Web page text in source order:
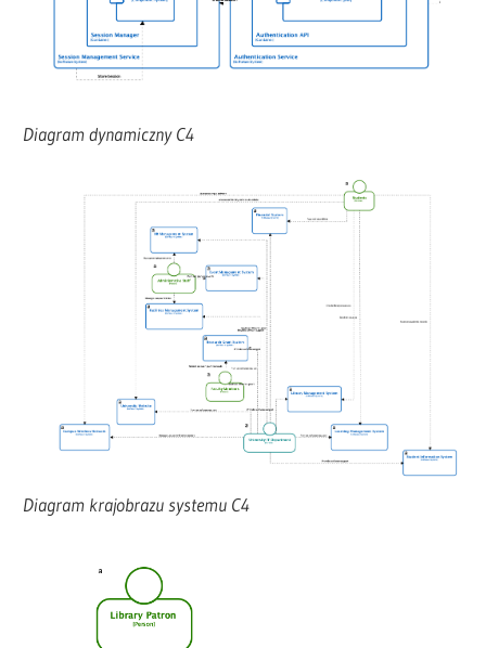
Diagram dynamiczny C4
Diagram krajobrazu systemu C4